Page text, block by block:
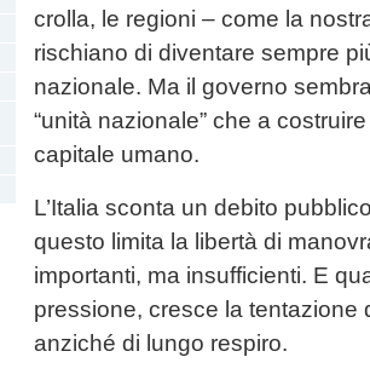
crolla, le regioni – come la
rischiano di diventare sempre
nazionale. Ma il governo
“unità nazionale” che a
capitale umano.
L’Italia sconta un debito
questo limita la libertà di
importanti, ma insufficienti. E
pressione, cresce la tentazione
anziché di lungo respiro.